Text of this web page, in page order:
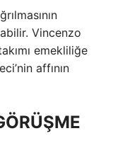
Vincenzo
emekliliğe
affının